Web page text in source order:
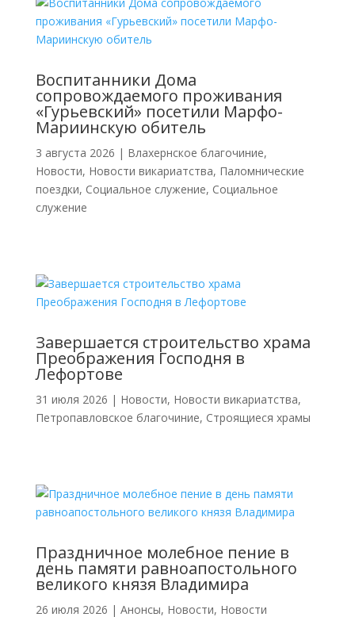
Воспитанники Дома
сопровождаемого проживания
«Гурьевский» посетили Марфо-
Мариинскую обитель
3 августа 2026 | Влахернское благочиние,
Новости, Новости викариатства, Паломнические
поездки, Социальное служение, Социальное
служение
Завершается строительство храма
Преображения Господня в
Лефортове
31 июля 2026 | Новости, Новости викариатства,
Петропавловское благочиние, Строящиеся храмы
Праздничное молебное пение в
день памяти равноапостольного
великого князя Владимира
26 июля 2026 | Анонсы, Новости, Новости